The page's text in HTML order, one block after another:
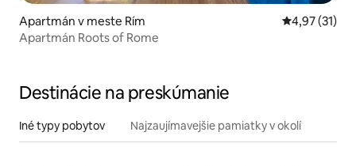
Apartmán v meste Rím Priemerné
4,97 (31)
Apartmán Roots of Rome
Destinácie na preskúmanie
Iné typy pobytov Najzaujímavejšie pamiatky v okolí